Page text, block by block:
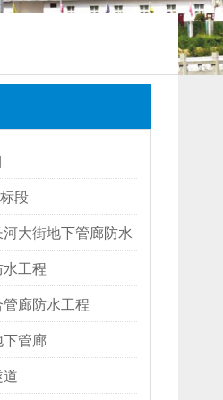
段
大街地下管廊防水
工程
廊防水工程
管廊